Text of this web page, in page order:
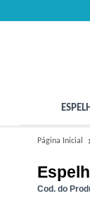
Página Inicial
Cod. do